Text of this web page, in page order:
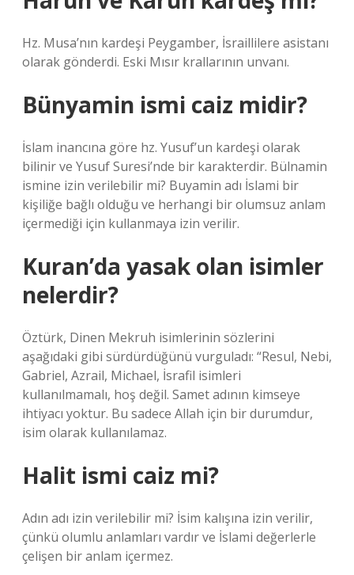
Hz. Musa’nın kardeşi Peygamber, İsraillilere asistanı
olarak gönderdi. Eski Mısır krallarının unvanı.
Bünyamin ismi caiz midir?
İslam inancına göre hz. Yusuf’un kardeşi olarak
bilinir ve Yusuf Suresi’nde bir karakterdir. Bülnamin
ismine izin verilebilir mi? Buyamin adı İslami bir
kişiliğe bağlı olduğu ve herhangi bir olumsuz anlam
içermediği için kullanmaya izin verilir.
Kuran’da yasak olan isimler
nelerdir?
Öztürk, Dinen Mekruh isimlerinin sözlerini
aşağıdaki gibi sürdürdüğünü vurguladı: “Resul, Nebi,
Gabriel, Azrail, Michael, İsrafil isimleri
kullanılmamalı, hoş değil. Samet adının kimseye
ihtiyacı yoktur. Bu sadece Allah için bir durumdur,
isim olarak kullanılamaz.
Halit ismi caiz mi?
Adın adı izin verilebilir mi? İsim kalışına izin verilir,
çünkü olumlu anlamları vardır ve İslami değerlerle
çelişen bir anlam içermez.